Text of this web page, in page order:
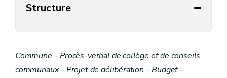
Structure
Commune – Procès-verbal de collège et de conseils
communaux – Projet de délibération – Budget –